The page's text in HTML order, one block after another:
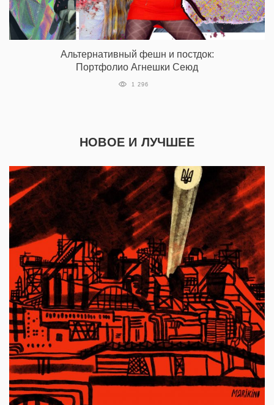
Альтернативный фешн и постдок:
Портфолио Агнешки Сеюд
1 296
НОВОЕ И ЛУЧШЕЕ